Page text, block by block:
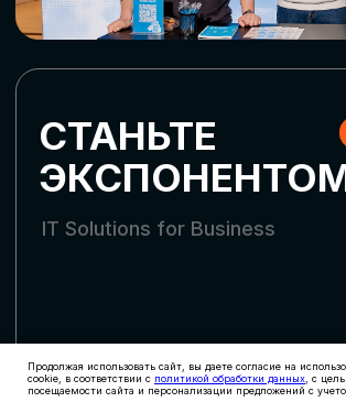
Продолжая использовать сайт, вы даете согласие на
cookie, в соответствии с политикой обработки данных , с
посещаемости сайта и персонализации предложений с
СТАТЬ УЧАСТНИКОМ